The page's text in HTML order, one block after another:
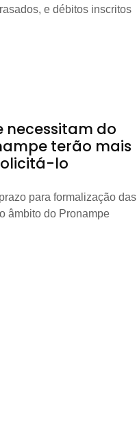
e débitos inscritos
necessitam do
terão mais
lo
para formalização das
âmbito do Pronampe